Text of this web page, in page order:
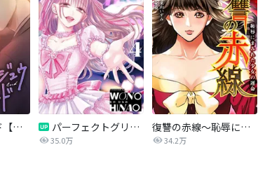
シンジュウエンド【タテヨミ】 パーフェクトグリッター
35.0万
復讐の赤線～恥辱にまみれた少女の運命～【タテヨミ】
34.2万